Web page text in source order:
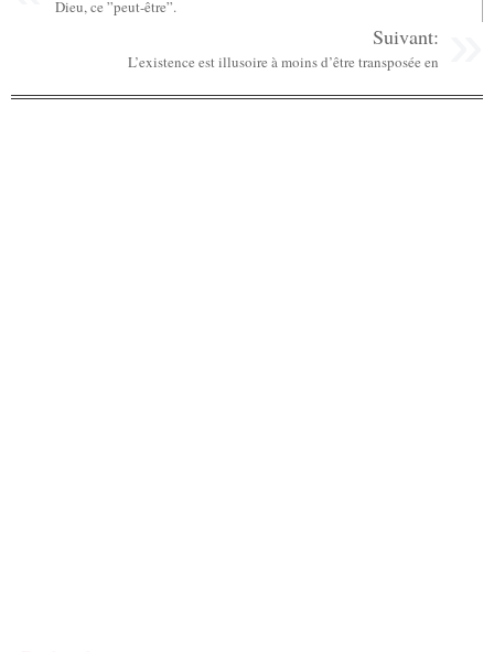
Dieu, ce ”peut-être”.
Suivant:
L’existence est illusoire à moins d’être transposée en